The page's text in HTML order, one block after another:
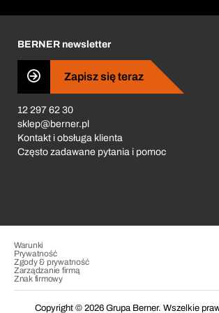
Business Conduct
BERNER newsletter
Zapisz się teraz
12 297 62 30
sklep@berner.pl
Kontakt i obsługa klienta
Często zadawane pytania i pomoc
Copyright © 2026 Grupa Berner. Wszelkie
Warunki
Prywatność
Zgody & prywatność
Zarządzanie firmą
Znak firmowy